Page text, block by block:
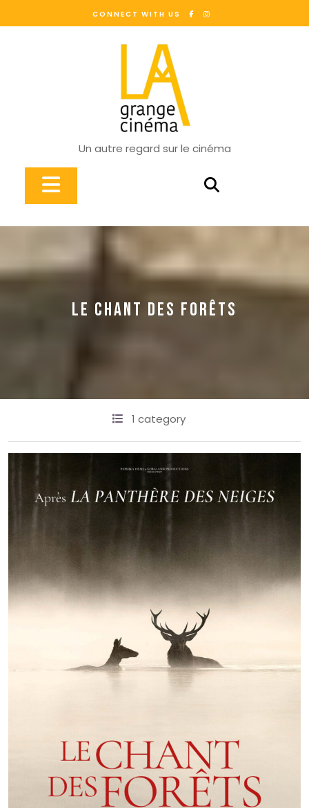
CONNECT WITH US
Un autre regard sur le cinéma
Open
LE CHANT DES FORÊTS
1 category